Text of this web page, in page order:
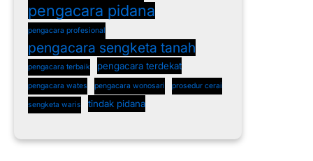
pengacara pidana
pengacara profesional
pengacara sengketa tanah
pengacara terbaik pengacara terdekat
pengacara wates pengacara wonosari prosedur cerai
sengketa waris tindak pidana